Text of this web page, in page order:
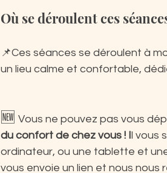
Où se déroulent ces
📌Ces séances se déroulent à
un lieu calme et confortable,
🆕 Vous ne pouvez pas vous
du confort de chez vous ! I
l vous
ordinateur, ou une tablette et
vous envoie un lien et nous nous